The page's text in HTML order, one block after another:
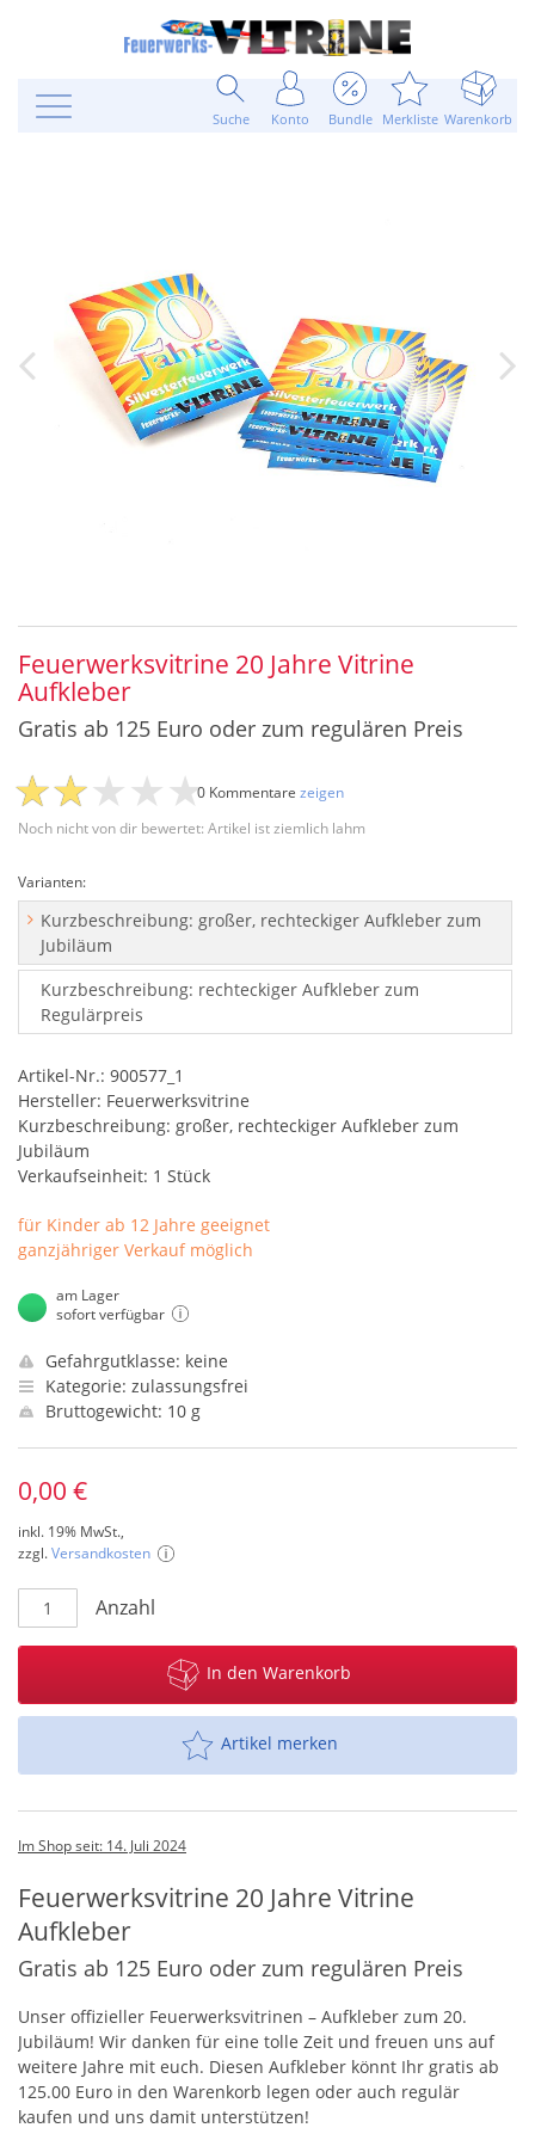
Suche Konto Bundle Merkliste Warenkorb
Feuerwerksvitrine 20 Jahre Vitrine
Aufkleber
Gratis ab 125 Euro oder zum regulären Preis
Noch nicht von dir bewertet: Artikel ist ziemlich lahm
0 Kommentare zeigen
Varianten:
Kurzbeschreibung: großer, rechteckiger Aufkleber zum
Jubiläum
Kurzbeschreibung: rechteckiger Aufkleber zum
Regulärpreis
Artikel-Nr.: 900577_1
Hersteller: Feuerwerksvitrine
Kurzbeschreibung: großer, rechteckiger Aufkleber zum
Jubiläum
Verkaufseinheit: 1 Stück
für Kinder ab 12 Jahre geeignet
ganzjähriger Verkauf möglich
am Lager
sofort verfügbar
Gefahrgutklasse: keine
Kategorie: zulassungsfrei
Bruttogewicht: 10 g
0,00 €
inkl. 19% MwSt.,
zzgl.Versandkosten
Anzahl
In den Warenkorb
Artikel merken
Im Shop seit: 14. Juli 2024
Feuerwerksvitrine 20 Jahre Vitrine
Aufkleber
Gratis ab 125 Euro oder zum regulären Preis
Unser offizieller Feuerwerksvitrinen – Aufkleber zum 20.
Jubiläum! Wir danken für eine tolle Zeit und freuen uns auf
weitere Jahre mit euch. Diesen Aufkleber könnt Ihr gratis ab
125.00 Euro in den Warenkorb legen oder auch regulär
kaufen und uns damit unterstützen!